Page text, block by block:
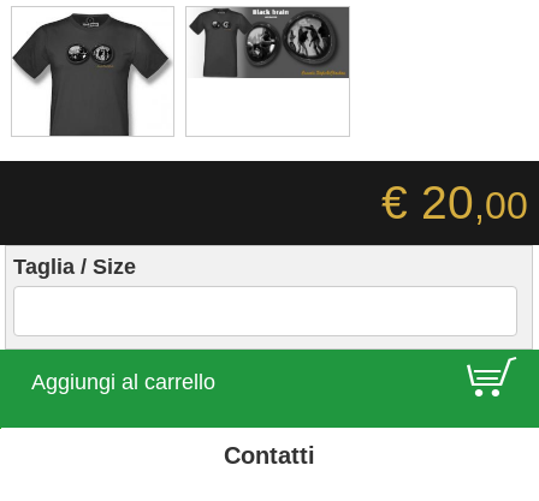
€ 20,00
Taglia / Size
Aggiungi al carrello E
Contatti